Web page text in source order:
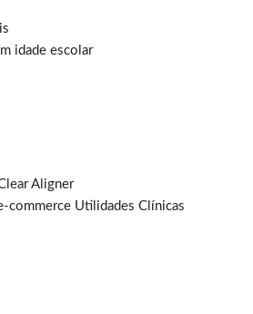
idade escolar
Aligner
commerce Utilidades Clínicas